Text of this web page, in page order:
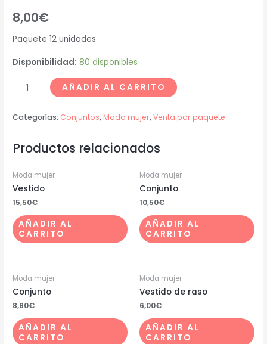
8,00€
Paquete 12 unidades
Disponibilidad: 80 disponibles
AÑADIR AL CARRITO
Categorías: Conjuntos, Moda mujer,Venta por paquete
Productos relacionados
Moda mujer
Vestido
15,50€
AÑADIR AL
CARRITO
Moda mujer
Conjunto
10,50€
AÑADIR AL
CARRITO
Moda mujer
Conjunto
8,80€
AÑADIR AL
CARRITO
Moda mujer
Vestido de raso
6,00€
AÑADIR AL
CARRITO